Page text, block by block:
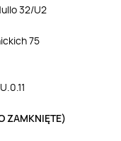
32/U2
75
ZAMKNIĘTE)